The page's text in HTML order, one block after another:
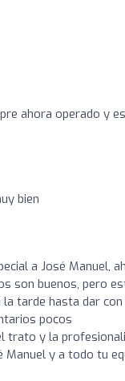
ahora operado y
bien
a José Manuel,
son buenos, pero
la tarde hasta dar
pocos
trato y la
Manuel y a todo tu